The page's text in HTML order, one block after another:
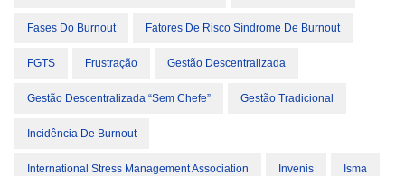
Fases Do Burnout Fatores De Risco Síndrome De Burnout
FGTS Frustração Gestão Descentralizada
Gestão Descentralizada “sem Chefe” Gestão Tradicional
Incidência De Burnout
International Stress Management Association Invenis Isma